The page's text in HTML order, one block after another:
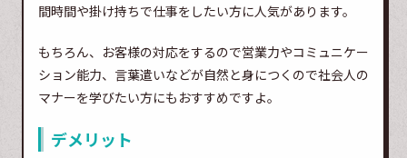
間時間や掛け持ちで仕事をしたい方に人気があります。
もちろん、お客様の対応をするので営業力やコミュニケー
ション能力、言葉遣いなどが自然と身につくので社会人の
マナーを学びたい方にもおすすめですよ。
デメリット